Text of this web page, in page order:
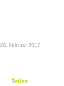
20. Februar 2017
Teilen